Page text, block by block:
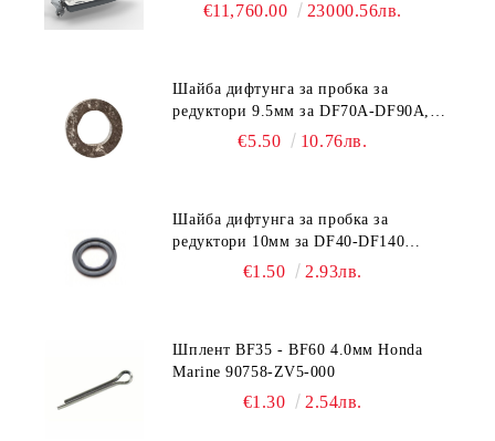
€11,760.00 23000.56лв.
Шайба дифтунга за пробка за
редуктори 9.5мм за DF70A-DF90A,
DF150-DF350 Suzuki 09168-10038
€5.50 10.76лв.
Шайба дифтунга за пробка за
редуктори 10мм за DF40-DF140
Suzuki 09168-10022
€1.50 2.93лв.
Шплент BF35 - BF60 4.0мм Honda
Marine 90758-ZV5-000
€1.30 2.54лв.